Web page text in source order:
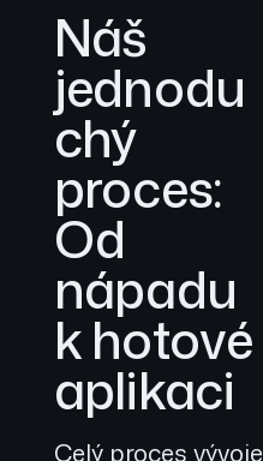
Náš
jednodu
chý
proces:
Od
nápadu
k hotové
aplikaci
Celý proces vývoje